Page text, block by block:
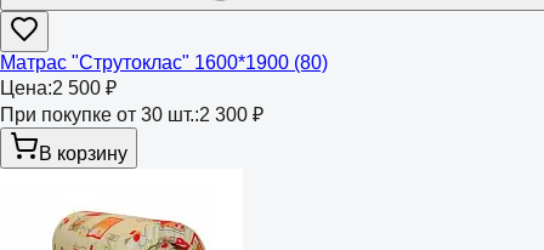
Матрас "Струтоклас" 1600*1900 (80)
Цена:2 500 ₽
При покупке от 30 шт.:2 300 ₽
В корзину